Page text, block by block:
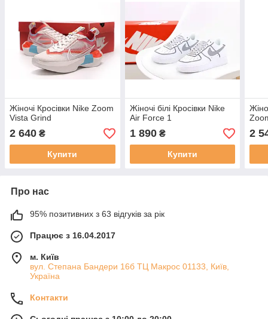
Жіночі Кросівки Nike Zoom
Vista Grind
2 640 ₴
Купити
Жіночі білі Кросівки Nike
Air Force 1
1 890₴
Купити
2
Про нас
95% позитивних з 63 відгуків за рік
Працює з 16.04.2017
м. Київ
вул. Степана Бандери 16б ТЦ Макрос 01133, Київ,
Україна
Контакти